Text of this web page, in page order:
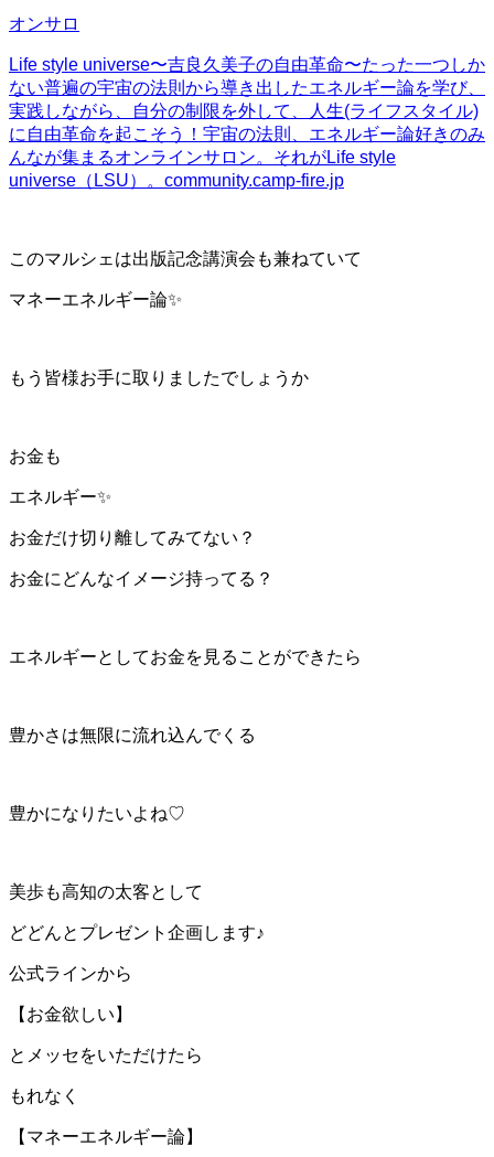
オンサロ
Life style universe〜吉良久美子の自由革命〜たった一つしか
ない普遍の宇宙の法則から導き出したエネルギー論を学び、
実践しながら、自分の制限を外して、人生(ライフスタイル)
に自由革命を起こそう！宇宙の法則、エネルギー論好きのみ
んなが集まるオンラインサロン。それがLife style
universe（LSU）。 community.camp-fire.jp
このマルシェは出版記念講演会も兼ねていて
マネーエネルギー論✨
もう皆様お手に取りましたでしょうか
お金も
エネルギー✨
お金だけ切り離してみてない？
お金にどんなイメージ持ってる？
エネルギーとしてお金を見ることができたら
豊かさは無限に流れ込んでくる
豊かになりたいよね♡
美歩も高知の太客として
どどんとプレゼント企画します♪
公式ラインから
【お金欲しい】
とメッセをいただけたら
もれなく
【マネーエネルギー論】